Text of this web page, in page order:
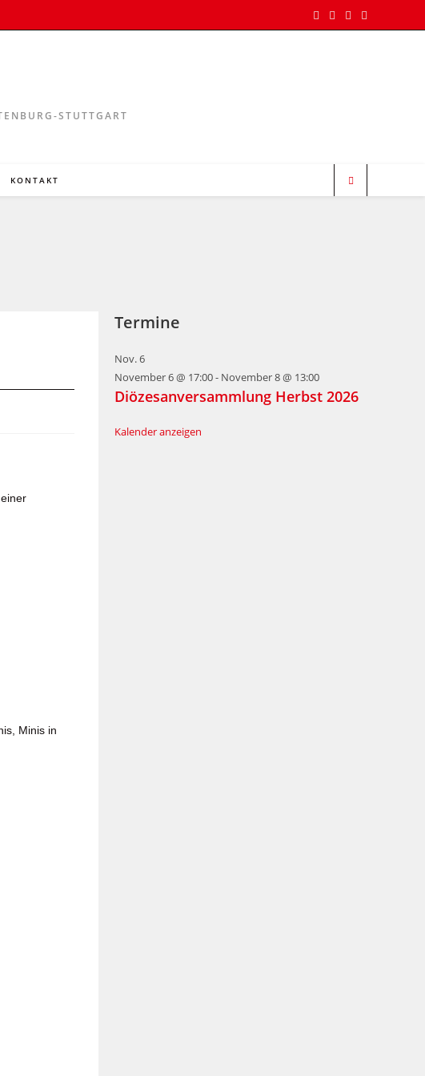
STUTTGART
KONTAKT
Minis in
Termine
Nov.6
November 6 @ 17:00- November 8 @ 13:00
Diözesanversammlung Herbst 2026
Kalender anzeigen